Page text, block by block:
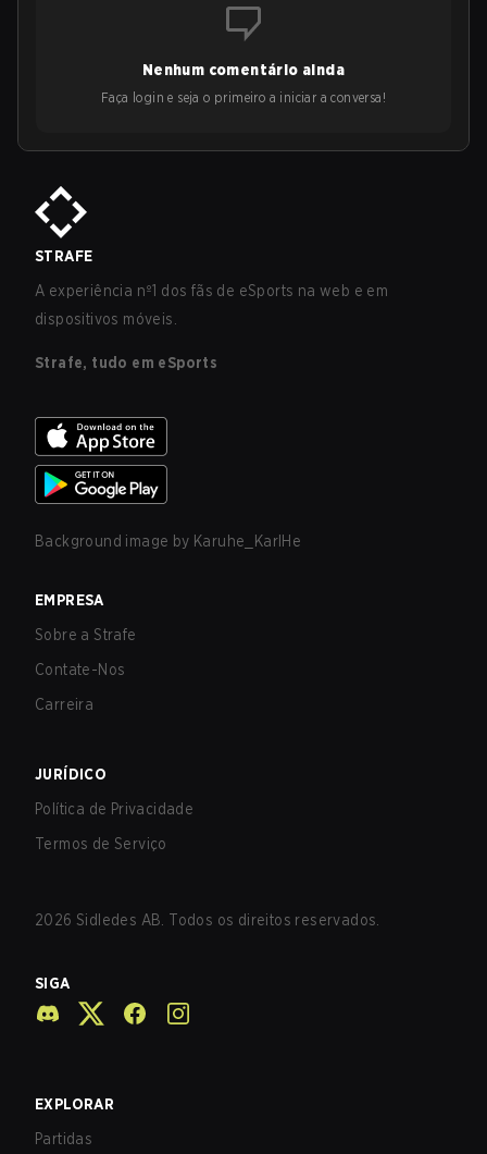
Nenhum comentário ainda
Faça login e seja o primeiro a iniciar a conversa!
STRAFE
A experiência nº1 dos fãs de eSports na web e em
dispositivos móveis.
Strafe, tudo em eSports
Background image by Karuhe_KarlHe
EMPRESA
Sobre a Strafe
Contate-Nos
Carreira
JURÍDICO
Política de Privacidade
Termos de Serviço
2026 Sidledes AB. Todos os direitos reservados.
SIGA
EXPLORAR
Partidas